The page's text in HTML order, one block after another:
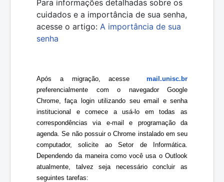
Para informações detalhadas sobre os
cuidados e a importância de sua senha,
acesse o artigo: A importância de sua
senha
Após a migração, acesse mail.unisc.br
preferencialmente com o navegador Google
Chrome, faça login utilizando seu email e senha
institucional e comece a usá-lo em todas as
correspondências via e-mail e programação da
agenda. Se não possuir o Chrome instalado em seu
computador, solicite ao Setor de Informática.
Dependendo da maneira como você usa o Outlook
atualmente, talvez seja necessário concluir as
seguintes tarefas: